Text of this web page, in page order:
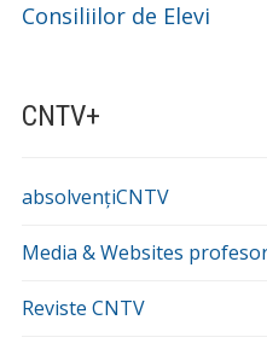
CNTV+
absolvențiCNTV
Media & Websites
Reviste CNTV
Consiliilor de Elevi